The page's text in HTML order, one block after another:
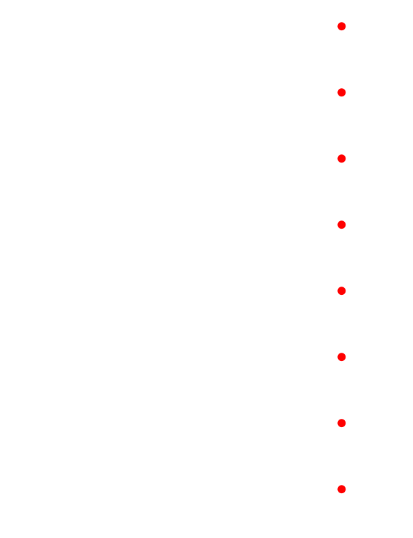
●
●
●
●
●
●
●
●